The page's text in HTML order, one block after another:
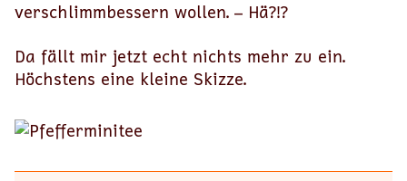
verschlimmbessern wollen. – Hä?!?
Da fällt mir jetzt echt nichts mehr zu ein.
Höchstens eine kleine Skizze.